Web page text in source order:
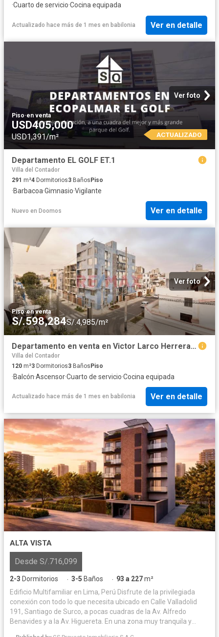
·Cuarto de servicio·Cocina equipada
Actualizado hace más de 1 mes en babilonia Ver en detalle
Ver foto
Piso·en venta
USD405,000
USD1,391/m² ACTUALIZADO
Departamento EL GOLF ET.1
Villa del Contador
291 m²4 Dormitorios3 Baños Piso
·Barbacoa·Gimnasio·Vigilante
Nuevo en Doomos Ver en detalle
Ver foto
Piso·en venta
S/.598,284S/.4,985/m²
Departamento en venta en Victor Larco Herrera a S/577,920
Villa del Contador
120 m²3 Dormitorios3 BañosPiso
·Balcón·Ascensor·Cuarto de servicio·Cocina equipada
Actualizado hace más de 1 mes en babilonia Ver en detalle
ALTA VISTA
Desde S/.716,099
2-3 Dormitorios · 3-5 Baños · 93 a 227m²
Edificio Multifamiliar en Lima, Perú Disfrute de la privilegiada
conexión con todo lo que necesita ubicado en Calle Valladolid
191, Santiago de Surco, a pocas cuadras de la Av. Alfredo
Benavides y a la Av. Higuereta. En una zona muy tranquila y